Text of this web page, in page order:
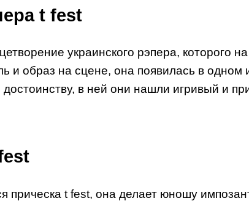
t fest
украинского рэпера, которого
и образ на сцене, она появилась в одном
в ней они нашли игривый и
t fest, она делает юношу